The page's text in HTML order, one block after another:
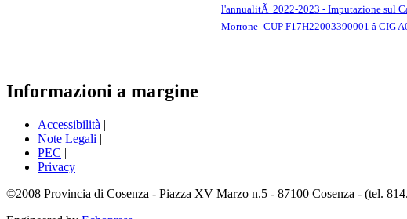
l'annualitÃ 2022-2023 - Imputazione sul
Morrone- CUP F17H22003390001 â CIG
Informazioni a margine
Accessibilità |
Note Legali |
PEC |
Privacy
©2008 Provincia di Cosenza - Piazza XV Marzo n.5 - 87100 Cosenza - (tel.